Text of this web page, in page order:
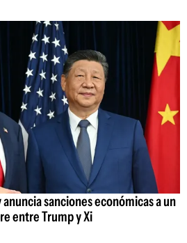
anuncia sanciones económicas a un
entre Trump y Xi